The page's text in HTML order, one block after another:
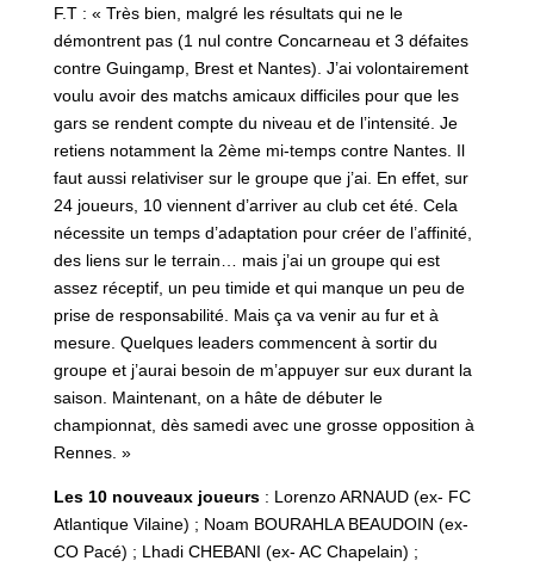
F.T : « Très bien, malgré les résultats qui ne le
démontrent pas (1 nul contre Concarneau et 3 défaites
contre Guingamp, Brest et Nantes). J’ai volontairement
voulu avoir des matchs amicaux difficiles pour que les
gars se rendent compte du niveau et de l’intensité. Je
retiens notamment la 2ème mi-temps contre Nantes. Il
faut aussi relativiser sur le groupe que j’ai. En effet, sur
24 joueurs, 10 viennent d’arriver au club cet été. Cela
nécessite un temps d’adaptation pour créer de l’affinité,
des liens sur le terrain… mais j’ai un groupe qui est
assez réceptif, un peu timide et qui manque un peu de
prise de responsabilité. Mais ça va venir au fur et à
mesure. Quelques leaders commencent à sortir du
groupe et j’aurai besoin de m’appuyer sur eux durant la
saison. Maintenant, on a hâte de débuter le
championnat, dès samedi avec une grosse opposition à
Rennes. »
Les 10 nouveaux joueurs: Lorenzo ARNAUD (ex- FC
Atlantique Vilaine) ; Noam BOURAHLA BEAUDOIN (ex-
CO Pacé) ; Lhadi CHEBANI (ex- AC Chapelain) ;